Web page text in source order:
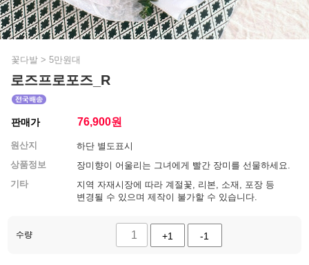
꽃다발 > 5만원대
로즈프로포즈_R
판매가 76,900원
원산지
하단 별도표시
상품정보
장미향이 어울리는 그녀에게 빨간 장미를 선물하세요.
기타
지역 자재시장에 따라 계절꽃, 리본, 소재, 포장 등
변경될 수 있으며 제작이 불가할 수 있습니다.
수량 +1 -1